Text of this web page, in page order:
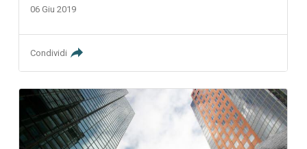
06 Giu 2019
Condividi